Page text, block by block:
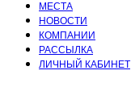
МЕСТА
НОВОСТИ
КОМПАНИИ
РАССЫЛКА
ЛИЧНЫЙ КАБИНЕТ